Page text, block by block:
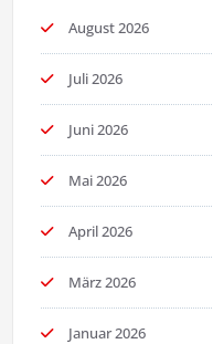
August 2026
Juli 2026
Juni 2026
Mai 2026
April 2026
März 2026
Januar 2026